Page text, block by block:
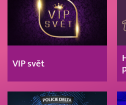
VIP svět